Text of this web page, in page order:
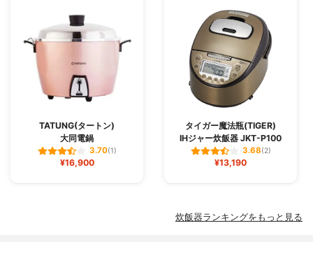
TATUNG(タートン)
大同電鍋
3.70(1)
¥16,900
タイガー魔法瓶(TIGER)
IHジャー炊飯器 JKT-P100
3.68(2)
¥13,190
炊飯器ランキングをもっと見る